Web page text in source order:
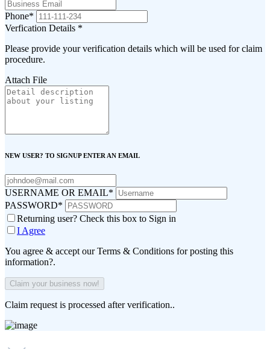
Phone*
Verfication Details *
Please provide your verification details which will be used for claim
procedure.
Attach File
NEW USER? TO SIGNUP ENTER AN EMAIL
USERNAME OR EMAIL*
PASSWORD*
Returning user? Check this box to Sign in
I Agree
You agree & accept our Terms & Conditions for posting this
information?.
Claim request is processed after verification..